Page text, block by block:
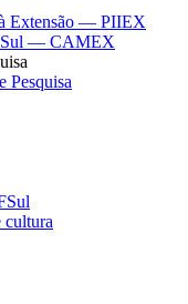
Extensão — PIIEX
— CAMEX
Pesquisa
cultura